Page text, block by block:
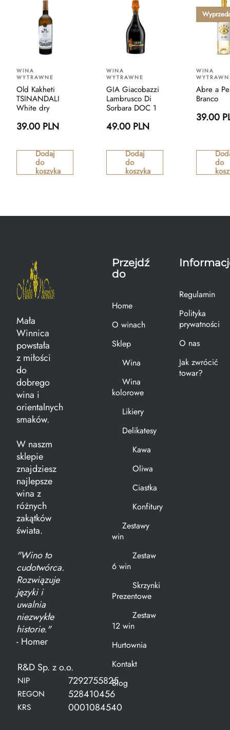
WINA
WYTRAWNE
Old Kakheti
TSINANDALI
White dry
39.00 PLN
Dodaj
do
koszyka
WINA
WYTRAWNE
GIA Giacobazzi
Lambrusco Di
Sorbara DOC 1
49.00 PLN
Dodaj
do
koszyka
WINA
Abre a
Branco
39.00
do
Mała
Winnica
powstała
z miłości
do
dobrego
wina i
orientalnych
smaków.
W naszm
sklepie
znajdziesz
najlepsze
wina z
różnych
zakątków
świata.
"Wino to
cudotwórca.
Rozwiązuje
języki i
uwalnia
niezwykłe
historie."
- Homer
R&D Sp. z o.o.
NIP 7292755825
REGON 528410456
KRS 0001084540
Przejdź
do
Home
O winach
Sklep
Wina
Wina
kolorowe
Likiery
Delikatesy
Kawa
Oliwa
Ciastka
Konfitury
Zestawy
win
Zestaw
6 win
Skrzynki
Prezentowe
Zestaw
12 win
Hurtownia
Kontakt
Blog
Regulamin
Polityka
prywatności
O nas
Jak zwrócić
towar?